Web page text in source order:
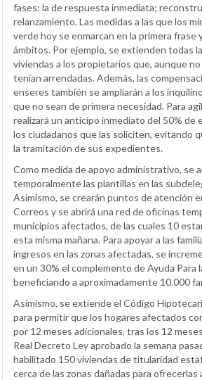
fases: la de respuesta inmediata;
relanzamiento. Las medidas a las que los
verde hoy se enmarcan en la primera frase
ámbitos. Por ejemplo, se extienden todas
viviendas a los propietarios que, aunque
tenían arrendadas. Además, las
enseres también se ampliarán a los
que no sean de primera necesidad. Para
realizará un anticipo inmediato del 50% de
los ciudadanos que las soliciten, evitando
la tramitación de sus expedientes.
Como medida de apoyo administrativo, se
temporalmente las plantillas en las
Asimismo, se crearán puntos de atención
Correos y se abrirá una red de oficinas
municipios afectados, de las cuales 10
esta misma mañana. Para apoyar a las
ingresos en las zonas afectadas, se
en un 30% el complemento de Ayuda Para
beneficiando a aproximadamente 10.000
Asimismo, se extiende el Código
para permitir que los hogares afectados
por 12 meses adicionales, tras los 12
Real Decreto Ley aprobado la semana
habilitado 150 viviendas de titularidad
cerca de las zonas dañadas para